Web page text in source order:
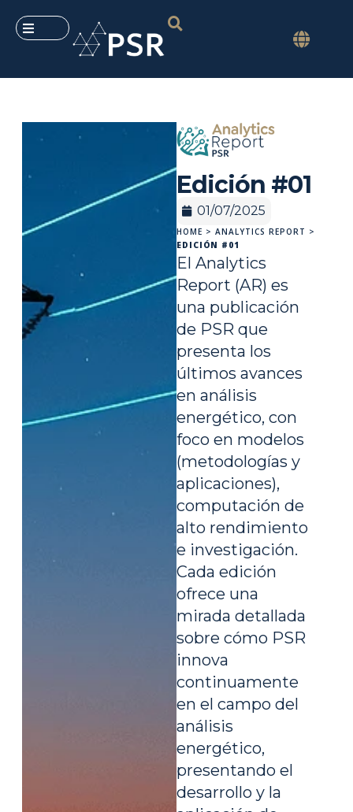
Edición #01
01/07/2025
HOME > ANALYTICS REPORT >
EDICIÓN #01
El Analytics
Report (AR) es
una publicación
de PSR que
presenta los
últimos avances
en análisis
energético, con
foco en modelos
(metodologías y
aplicaciones),
computación de
alto rendimiento
e investigación.
Cada edición
ofrece una
mirada detallada
sobre cómo PSR
innova
continuamente
en el campo del
análisis
energético,
presentando el
desarrollo y la